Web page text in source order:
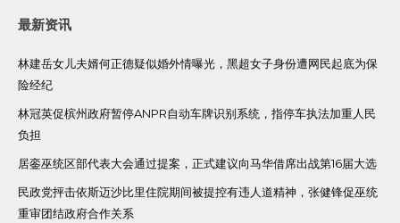
最新资讯
林建岳女儿夫婿何正德疑似婚外情曝光，黑超女子身份遭网民起底为保
险经纪
林冠英促槟州政府暂停ANPR自动车牌识别系统，指停车执法加重人民
负担
居銮巫统区部代表大会通过提案，正式建议向马华借席出战第16届大选
民政党抨击依斯迈沙比里住院期间被提控有违人道精神，张健锋促巫统
重审团结政府合作关系